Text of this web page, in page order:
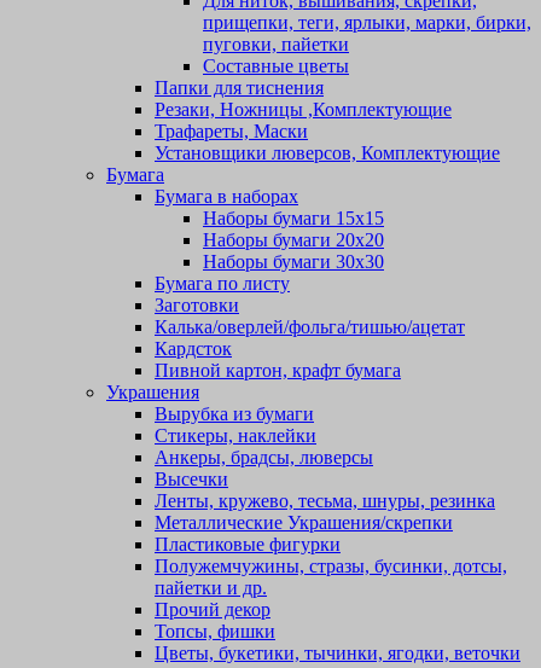
прищепки, теги, ярлыки, марки, бирки,
пуговки, пайетки
Составные цветы
Папки для тиснения
Резаки, Ножницы ,Комплектующие
Трафареты, Маски
Установщики люверсов, Комплектующие
Бумага
Бумага в наборах
Наборы бумаги 15х15
Наборы бумаги 20х20
Наборы бумаги 30х30
Бумага по листу
Заготовки
Калька/оверлей/фольга/тишью/ацетат
Кардсток
Пивной картон, крафт бумага
Украшения
Вырубка из бумаги
Стикеры, наклейки
Анкеры, брадсы, люверсы
Высечки
Ленты, кружево, тесьма, шнуры, резинка
Металлические Украшения/скрепки
Пластиковые фигурки
Полужемчужины, стразы, бусинки, дотсы,
пайетки и др.
Прочий декор
Топсы, фишки
Цветы, букетики, тычинки, ягодки, веточки